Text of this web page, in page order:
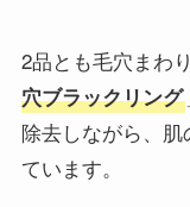
2品とも毛穴まわ
穴ブラックリング
除去しながら、
ています。